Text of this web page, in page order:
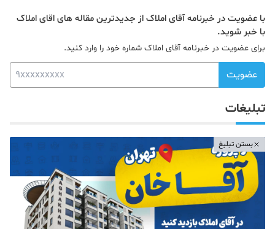
با عضویت در خبرنامه آقای املاک از جدیدترین مقاله های اقای املاک
با خبر شوید.
برای عضویت در خبرنامه آقای املاک شماره خود را وارد کنید.
عضویت
تبلیغات
بستن تبلیغ